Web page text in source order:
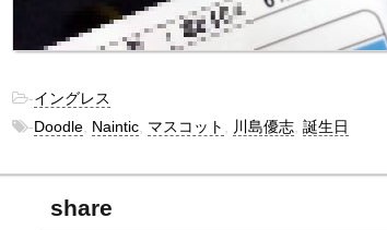
-イングレス
-Doodle Naintic マスコット 川島優志 誕生日
share